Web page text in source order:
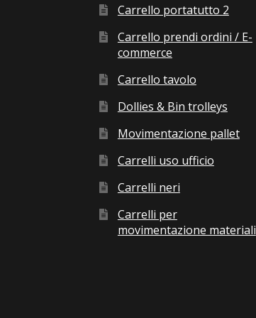
Carrello portatutto 2
Carrello prendi ordini / E-
commerce
Carrello tavolo
Dollies & Bin trolleys
Movimentazione pallet
Carrelli uso ufficio
Carrelli neri
Carrelli per
movimentazione materiali